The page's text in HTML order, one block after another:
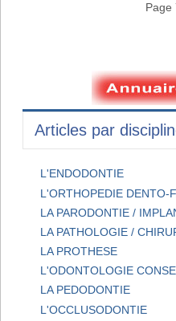
Page
Articles par
L'ENDODONTIE
L'ORTHOPEDIE DENTO-
LA PARODONTIE /
LA PATHOLOGIE /
LA PROTHESE
L'ODONTOLOGIE
LA PEDODONTIE
L'OCCLUSODONTIE